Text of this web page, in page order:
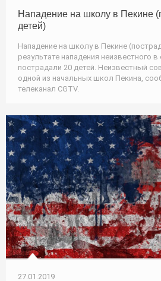
Нападение на школу в Пекине
детей)
Нападение на школу в Пекине
результате нападения неизвестного
пострадали 20 детей. Неизвестный
одной из начальных школ Пекина,
телеканал CGTV.
27.01.2019